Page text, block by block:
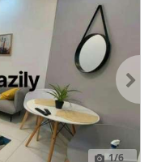
1/6